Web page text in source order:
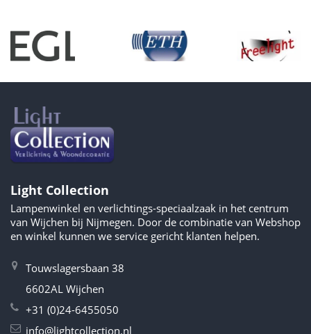
Light Collection
Lampenwinkel en verlichtings-speciaalzaak in het centrum
van Wijchen bij Nijmegen. Door de combinatie van Webshop
en winkel kunnen we service gericht klanten helpen.
Touwslagersbaan 38
6602AL Wijchen
+31 (0)24-6455050
info@lightcollection.nl